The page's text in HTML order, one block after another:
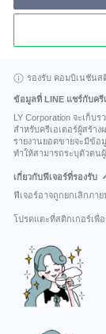
รองรับ คอมบิเนชันส
ข้อมูลที่ LINE แชร์กับครี
LY Corporation จะเก็บ
สำหรับครีเอเตอร์ผู้สร้าง
รายงานยอดขายจะมีข้อ
ทำให้สามารถระบุตัวตน
เกี่ยวกับฟีเจอร์ที่รองรับ
ฟีเจอร์อาจถูกยกเลิกภา
โปรดแตะที่สติกเกอร์เพื่